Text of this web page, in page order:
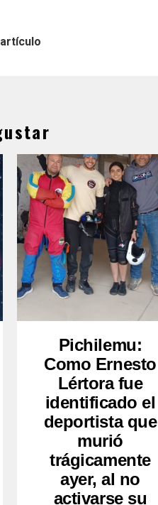
Pichilemu:
Como Ernesto
Lértora fue
identificado el
deportista que
murió
trágicamente
ayer, al no
activarse su